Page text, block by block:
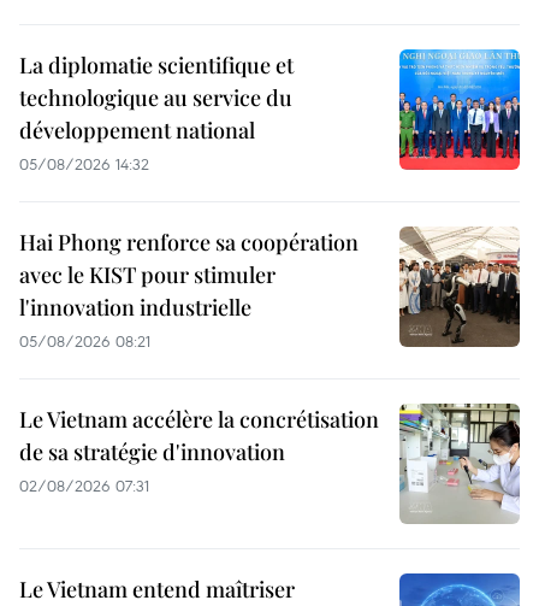
La diplomatie scientifique et
technologique au service du
développement national
05/08/2026 14:32
Hai Phong renforce sa coopération
avec le KIST pour stimuler
l'innovation industrielle
05/08/2026 08:21
Le Vietnam accélère la concrétisation
de sa stratégie d'innovation
02/08/2026 07:31
Le Vietnam entend maîtriser